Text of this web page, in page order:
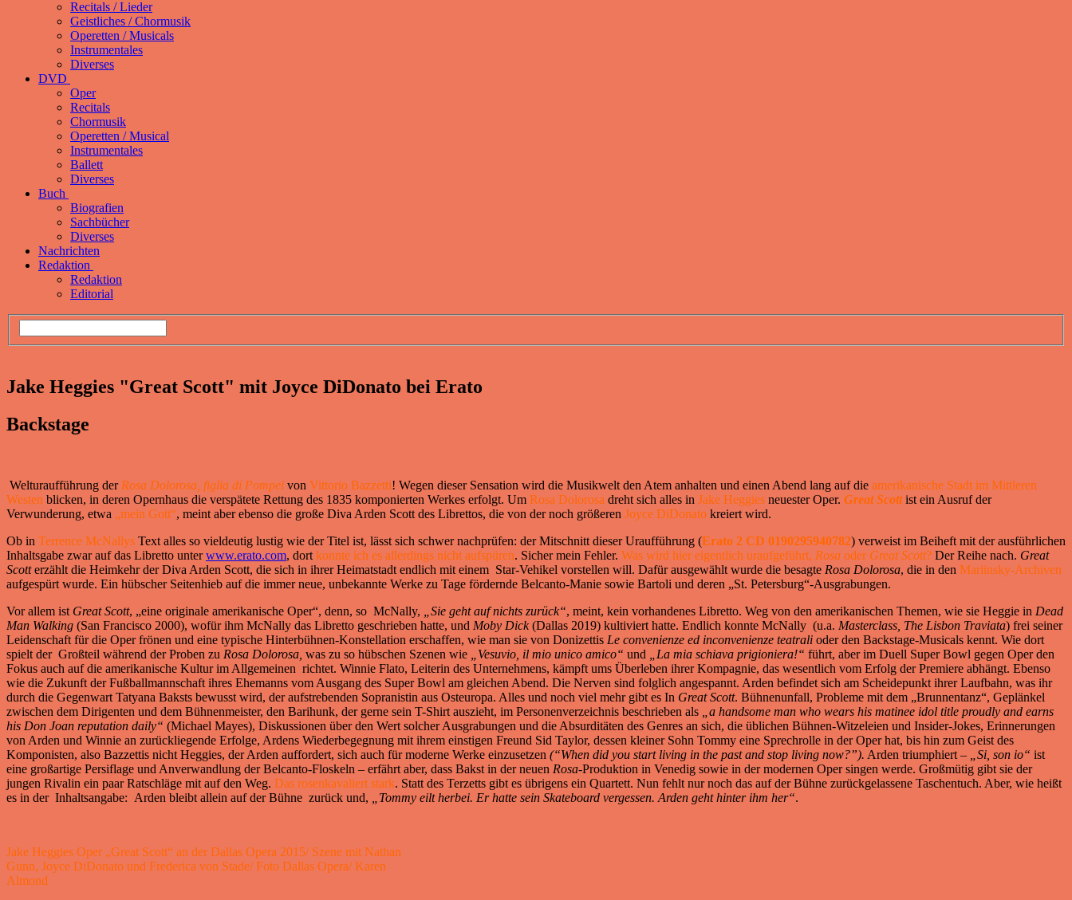
Recitals / Lieder
Geistliches / Chormusik
Operetten / Musicals
Instrumentales
Diverses
DVD
Oper
Recitals
Chormusik
Operetten / Musical
Instrumentales
Ballett
Diverses
Buch
Biografien
Sachbücher
Diverses
Nachrichten
Redaktion
Redaktion
Editorial
Jake Heggies "Great Scott" mit Joyce DiDonato bei Erato
Backstage
Welturaufführung der Rosa Dolorosa, figlia di Pompei von Vittorio Bazzetti! Wegen dieser Sensation wird die Musikwelt den Atem anhalten und einen Abend lang auf die amerikanische Stadt im Mittleren
Westen blicken, in deren Opernhaus die verspätete Rettung des 1835 komponierten Werkes erfolgt. Um Rosa Dolorosa dreht sich alles in Jake Heggies neuester Oper. Great Scott ist ein Ausruf der
Verwunderung, etwa „mein Gott“, meint aber ebenso die große Diva Arden Scott des Librettos, die von der noch größeren Joyce DiDonato kreiert wird.
Ob in Terrence McNallys Text alles so vieldeutig lustig wie der Titel ist, lässt sich schwer nachprüfen: der Mitschnitt dieser Uraufführung (Erato 2 CD 0190295940782) verweist im Beiheft mit der ausführlichen
Inhaltsgabe zwar auf das Libretto unterwww.erato.com, dort konnte ich es allerdings nicht aufspüren. Sicher mein Fehler. Was wird hier eigentlich uraufgeführt, Rosa oder Great Scott? Der Reihe nach. Great
Scotterzählt die Heimkehr der Diva Arden Scott, die sich in ihrer Heimatstadt endlich mit einem Star-Vehikel vorstellen will. Dafür ausgewählt wurde die besagte Rosa Dolorosa, die in den Mariinsky-Archiven
aufgespürt wurde. Ein hübscher Seitenhieb auf die immer neue, unbekannte Werke zu Tage fördernde Belcanto-Manie sowie Bartoli und deren „St. Petersburg“-Ausgrabungen.
Vor allem ist Great Scott, „eine originale amerikanische Oper“, denn, so McNally, „Sie geht auf nichts zurück“, meint, kein vorhandenes Libretto. Weg von den amerikanischen Themen, wie sie Heggie in Dead
Man Walking (San Francisco 2000), wofür ihm McNally das Libretto geschrieben hatte, und Moby Dick(Dallas 2019) kultiviert hatte. Endlich konnte McNally (u.a. Masterclass, The Lisbon Traviata) frei seiner
Leidenschaft für die Oper frönen und eine typische Hinterbühnen-Konstellation erschaffen, wie man sie von Donizettis Le convenienze ed inconvenienze teatrali oder den Backstage-Musicals kennt. Wie dort
spielt der Großteil während der Proben zu Rosa Dolorosa, was zu so hübschen Szenen wie „Vesuvio, il mio unico amico“ und „La mia schiava prigioniera!“ führt, aber im Duell Super Bowl gegen Oper den
Fokus auch auf die amerikanische Kultur im Allgemeinen richtet. Winnie Flato, Leiterin des Unternehmens, kämpft ums Überleben ihrer Kompagnie, das wesentlich vom Erfolg der Premiere abhängt. Ebenso
wie die Zukunft der Fußballmannschaft ihres Ehemanns vom Ausgang des Super Bowl am gleichen Abend. Die Nerven sind folglich angespannt. Arden befindet sich am Scheidepunkt ihrer Laufbahn, was ihr
durch die Gegenwart Tatyana Baksts bewusst wird, der aufstrebenden Sopranistin aus Osteuropa. Alles und noch viel mehr gibt es In Great Scott. Bühnenunfall, Probleme mit dem „Brunnentanz“, Geplänkel
zwischen dem Dirigenten und dem Bühnenmeister, den Barihunk, der gerne sein T-Shirt auszieht, im Personenverzeichnis beschrieben als
„a handsome man who wears his matinee idol title proudly and earns
his Don Joan reputation daily“ (Michael Mayes), Diskussionen über den Wert solcher Ausgrabungen und die Absurditäten des Genres an sich, die üblichen Bühnen-Witzeleien und Insider-Jokes, Erinnerungen
von Arden und Winnie an zurückliegende Erfolge, Ardens Wiederbegegnung mit ihrem einstigen Freund Sid Taylor, dessen kleiner Sohn Tommy eine Sprechrolle in der Oper hat, bis hin zum Geist des
Komponisten, also Bazzettis nicht Heggies, der Arden auffordert, sich auch für moderne Werke einzusetzen (“When did you start living in the past and stop living now?”). Arden triumphiert – „Si, son io“ ist
eine großartige Persiflage und Anverwandlung der Belcanto-Floskeln – erfährt aber, dass Bakst in der neuen Rosa-Produktion in Venedig sowie in der modernen Oper singen werde. Großmütig gibt sie der
jungen Rivalin ein paar Ratschläge mit auf den Weg. Das rosenkavaliert stark. Statt des Terzetts gibt es übrigens ein Quartett. Nun fehlt nur noch das auf der Bühne zurückgelassene Taschentuch. Aber, wie heißt
es in der Inhaltsangabe: Arden bleibt allein auf der Bühne zurück und,
„Tommy eilt herbei. Er hatte sein Skateboard vergessen. Arden geht hinter ihm her“.
Jake Heggies Oper „Great Scott“ an der Dallas Opera 2015/ Szene mit Nathan
Gunn, Joyce DiDonato und Frederica von Stade/ Foto Dallas Opera/ Karen
Almond